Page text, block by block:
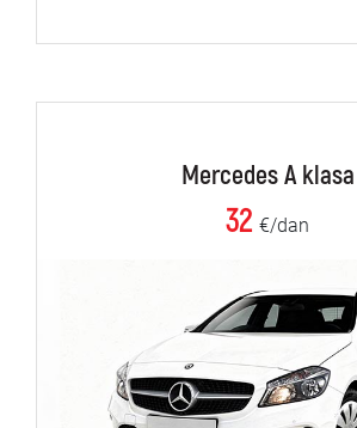
Mercedes A klasa
32 €/dan